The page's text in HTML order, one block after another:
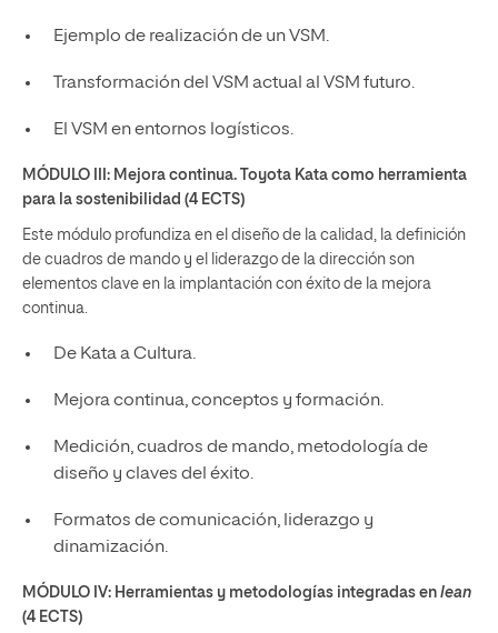
Ejemplo de realización de un VSM.
Transformación del VSM actual al VSM futuro.
El VSM en entornos logísticos.
MÓDULO III: Mejora continua. Toyota Kata como herramienta
para la sostenibilidad (4 ECTS)
Este módulo profundiza en el diseño de la calidad, la definición
de cuadros de mando y el liderazgo de la dirección son
elementos clave en la implantación con éxito de la mejora
continua.
De Kata a Cultura.
Mejora continua, conceptos y formación.
Medición, cuadros de mando, metodología de
diseño y claves del éxito.
Formatos de comunicación, liderazgo y
dinamización.
MÓDULO IV: Herramientas y metodologías integradas en lean
(4 ECTS)